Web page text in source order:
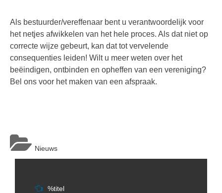
Als bestuurder/vereffenaar bent u verantwoordelijk voor
het netjes afwikkelen van het hele proces. Als dat niet op
correcte wijze gebeurt, kan dat tot vervelende
consequenties leiden! Wilt u meer weten over het
beëindigen, ontbinden en opheffen van een vereniging?
Bel ons voor het maken van een afspraak.
Nieuws
Berichtnavigatie
%titel